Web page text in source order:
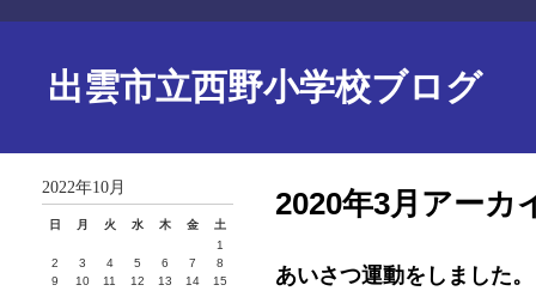
出雲市立西野小学校ブログ
2020年3月アーカ
あいさつ運動をしました。
2022年10月
日 月 火 水 木 金
土
1
2
3 4 5 6 7
8
9
10 11 12 13 14
15